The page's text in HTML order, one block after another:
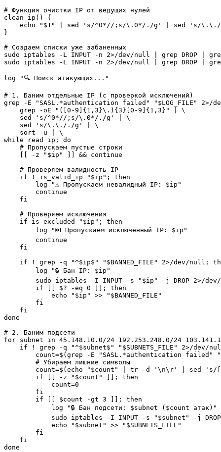
# Функция очистки IP от ведущих нулей
clean_ip() {
echo "$1" | sed 's/^0*//;s/\.0*/./g' | sed 's/
}
# Создаем списки уже забаненных
sudo iptables -L INPUT -n 2>/dev/null | grep DROP |
sudo iptables -L INPUT -n 2>/dev/null | grep DROP |
log "🔍 Поиск атакующих..."
# 1. Баним отдельные IP (с проверкой исключений)
grep -E "SASL.*authentication failed" "$LOG_FILE"
    grep -oE "([0-9]{1,3}\.){3}[0-9]{1,3}" | \
    sed 's/^0*//;s/\.0*/./g' | \
    sed 's/\.\././g' | \
    sort -u | \
while read ip; do
    # Пропускаем пустые строки
    [[ -z "$ip" ]] && continue
    # Проверяем валидность IP
    if ! is_valid_ip "$ip"; then
        log "⚠️ Пропускаем невалидный IP: $ip"
        continue
    fi
    # Проверяем исключения
    if is_excluded "$ip"; then
        log "⏭️ Пропускаем исключенный IP: $ip"
        continue
    fi
if ! grep -q "^$ip$" "$BANNED_FILE" 2>/dev/null;
        log "🔒 Бан IP: $ip"
sudo iptables -I INPUT -s "$ip" -j DROP 2>/
        if [[ $? -eq 0 ]]; then
            echo "$ip" >> "$BANNED_FILE"
        fi
    fi
done
# 2. Баним подсети
for subnet in 45.148.10.0/24 192.253.248.0/24
if ! grep -q "^$subnet$" "$SUBNETS_FILE" 2>/dev/
count=$(grep -E "SASL.*authentication failed"
        # Убираем лишние символы
count=$(echo "$count" | tr -d '\n\r' | sed 's/
        if [[ -z "$count" ]]; then
            count=0
        fi
        if [[ $count -gt 3 ]]; then
            log "🔒 Бан подсети: $subnet ($count атак)"
sudo iptables -I INPUT -s "$subnet" -j
            echo "$subnet" >> "$SUBNETS_FILE"
        fi
    fi
done